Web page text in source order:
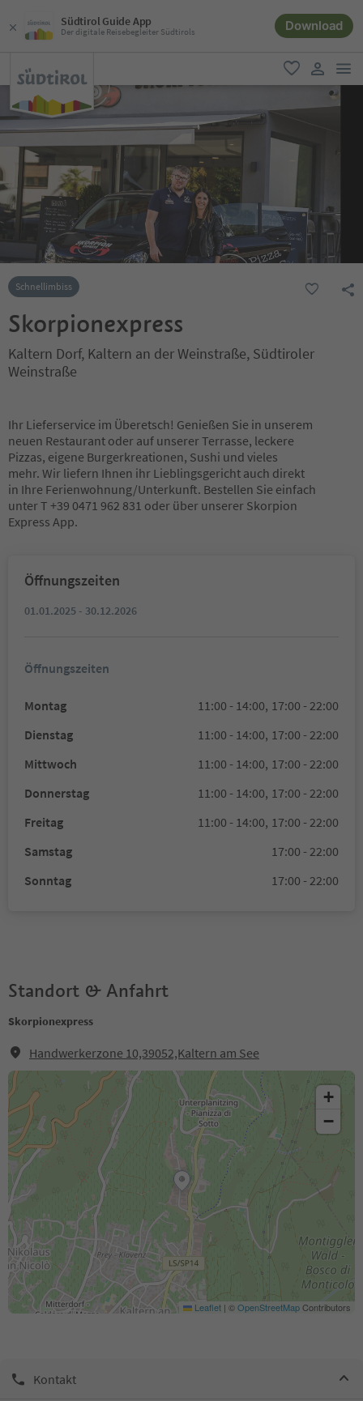
Südtirol Guide App
Der digitale Reisebegleiter Südtirols Download
favorit
user link
Schnellimbiss
Skorpionexpress
Kaltern Dorf, Kaltern an der Weinstraße, Südtiroler
Weinstraße
Ihr Lieferservice im Überetsch! Genießen Sie in unserem
neuen Restaurant oder auf unserer Terrasse, leckere
Pizzas, eigene Burgerkreationen, Sushi und vieles
mehr. Wir liefern Ihnen ihr Lieblingsgericht auch direkt
in Ihre Ferienwohnung/Unterkunft. Bestellen Sie einfach
unter T +39 0471 962 831 oder über unserer Skorpion
Express App.
Öffnungszeiten
01.01.2025 - 30.12.2026
Öffnungszeiten
Montag 11:00 - 14:00, 17:00 - 22:00
Dienstag
11:00 - 14:00, 17:00 - 22:00
Mittwoch
11:00 - 14:00, 17:00 - 22:00
Donnerstag
11:00 - 14:00, 17:00 - 22:00
Freitag
11:00 - 14:00, 17:00 - 22:00
Samstag
17:00 - 22:00
Sonntag
17:00 - 22:00
Standort & Anfahrt
Skorpionexpress
Handwerkerzone 10,39052,Kaltern am See
+
−
Leaflet | ©OpenStreetMapContributors
Kontakt